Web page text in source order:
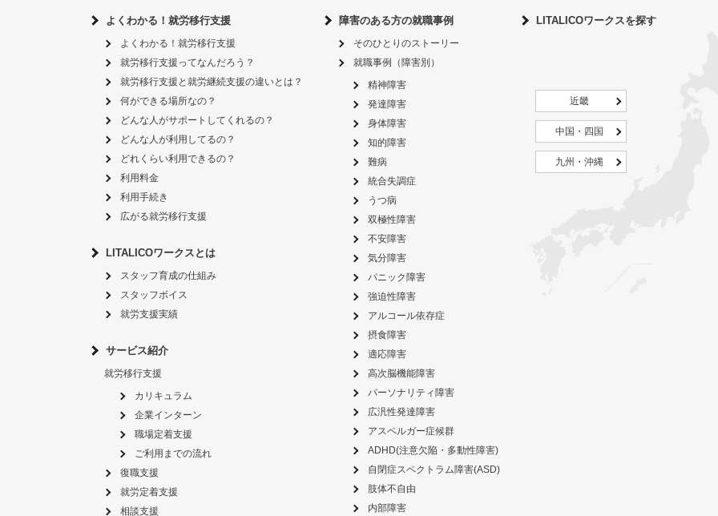
よくわかる！就労移行支援
よくわかる！就労移行支援
就労移行支援ってなんだろう？
就労移行支援と就労継続支援の違いとは？
何ができる場所なの？
どんな人がサポートしてくれるの？
どんな人が利用してるの？
どれくらい利用できるの？
利用料金
利用手続き
広がる就労移行支援
LITALICOワークスとは
スタッフ育成の仕組み
スタッフボイス
就労支援実績
サービス紹介
就労移行支援
カリキュラム
企業インターン
職場定着支援
ご利用までの流れ
復職支援
就労定着支援
相談支援
障害のある方の就職事例
そのひとりのストーリー
就職事例（障害別）
精神障害
発達障害
身体障害
知的障害
難病
統合失調症
うつ病
双極性障害
不安障害
気分障害
パニック障害
強迫性障害
アルコール依存症
摂食障害
適応障害
高次脳機能障害
パーソナリティ障害
広汎性発達障害
アスペルガー症候群
ADHD(注意欠陥・多動性障害)
自閉症スペクトラム障害(ASD)
肢体不自由
内部障害
LITALICOワークスを探す
近畿
中国・四国
九州・沖縄